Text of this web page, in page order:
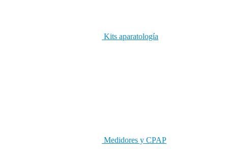
Kits aparatología
Medidores y CPAP